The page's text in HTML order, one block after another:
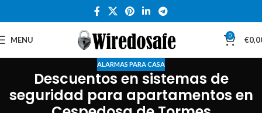
MENU 0 €
ALARMAS PARA CASA
Descuentos en sistemas de
seguridad para apartamentos en